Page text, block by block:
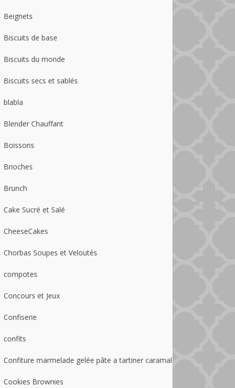
Beignets
Biscuits de base
Biscuits du monde
Biscuits secs et sablés
blabla
Blender Chauffant
Boissons
Brioches
Brunch
Cake Sucré et Salé
CheeseCakes
Chorbas Soupes et Veloutés
compotes
Concours et Jeux
Confiserie
confits
Confiture marmelade gelée pâte a tartiner caramal
Cookies Brownies